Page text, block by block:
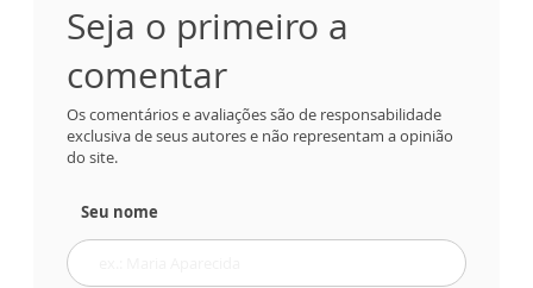
Seja o primeiro a
comentar
Os comentários e avaliações são de responsabilidade
exclusiva de seus autores e não representam a opinião
do site.
Seu nome